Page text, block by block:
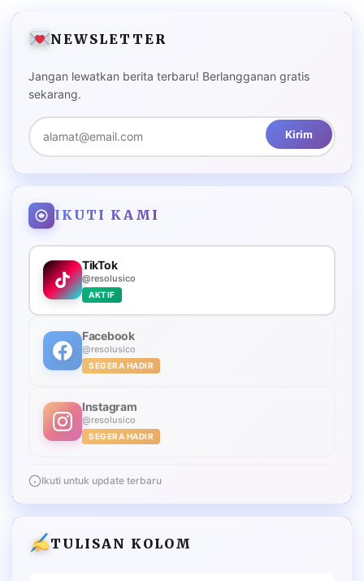
NEWSLETTER
Jangan lewatkan berita terbaru! Berlangganan gratis
sekarang.
Kirim
IKUTI KAMI
TikTok
@resolusico
AKTIF
Facebook
@resolusico
SEGERA HADIR
Instagram
@resolusico
SEGERA HADIR
Ikuti untuk update terbaru
TULISAN KOLOM